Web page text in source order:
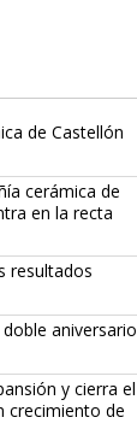
de Castellón
cerámica de
en la recta
resultados
aniversario
y cierra el
crecimiento de